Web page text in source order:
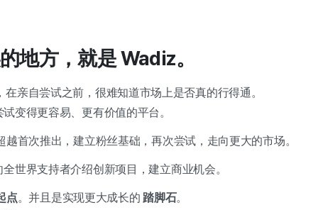
地方，就是 Wadiz。
亲自尝试之前，很难知道市场上是否真的行得通。
变得更容易、更有价值的平台。
越首次推出，建立粉丝基础，再次尝试，走向更大的市场。
世界支持者介绍创新项目，建立商业机会。
点。并且是实现更大成长的 踏脚石。